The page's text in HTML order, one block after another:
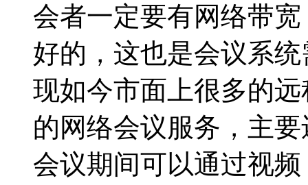
会者一定要有网络带
好的，这也是会议系
现如今市面上很多的
的网络会议服务，主
会议期间可以通过视